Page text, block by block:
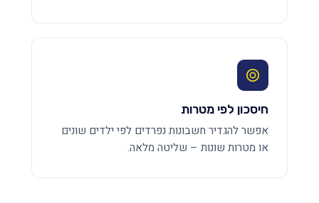
חיסכון לפי מטרות
אפשר להגדיר חשבונות נפרדים לפי ילדים שונים
או מטרות שונות – שליטה מלאה.